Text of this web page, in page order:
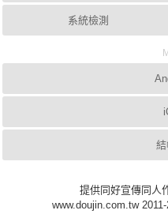
系統檢測
提供同好宣傳同人
www.doujin.com.tw